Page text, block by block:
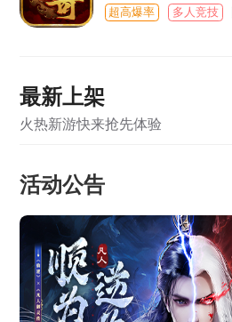
超高爆率 多人竞技
最新上架
火热新游快来抢先体验
活动公告